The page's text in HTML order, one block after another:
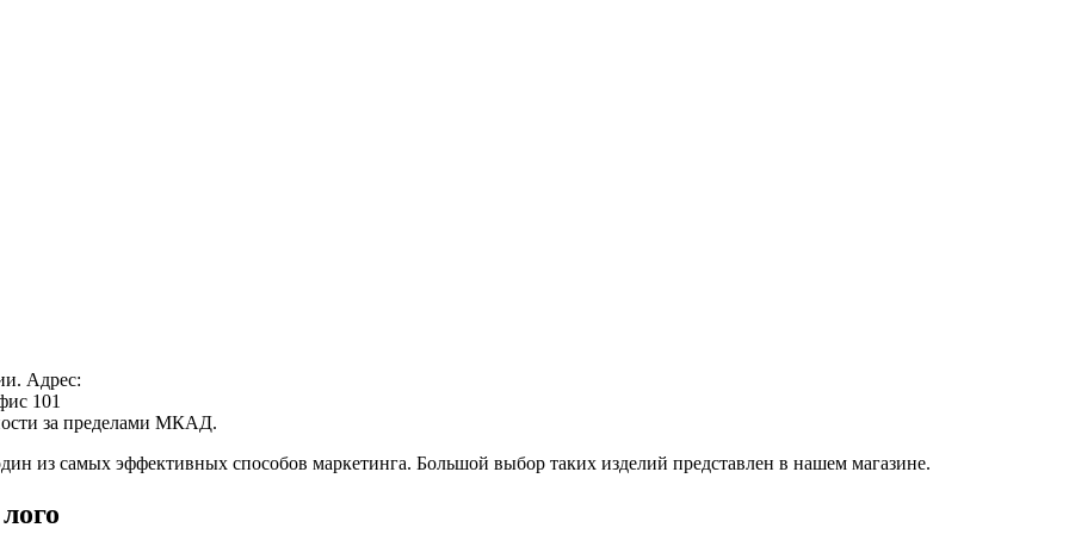
Адрес:
101
за пределами МКАД.
из самых эффективных способов маркетинга. Большой выбор таких изделий представлен в нашем магазине.